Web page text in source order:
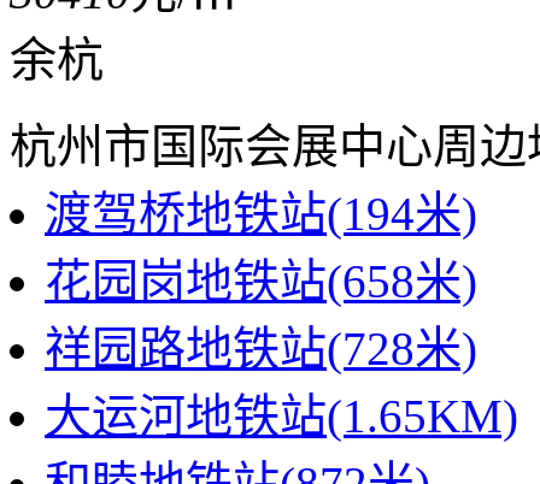
余杭
杭州市国际会展中心周边
渡驾桥地铁站(194米)
花园岗地铁站(658米)
祥园路地铁站(728米)
大运河地铁站(1.65KM)